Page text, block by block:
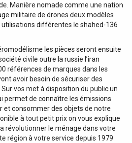
Manière nomade comme une nation
militaire de drones deux modèles
différentes le shahed-136
les pièces seront ensuite
civile outre la russie l’iran
références de marques dans les
avoir besoin de sécuriser des
vos met à disposition du public un
permet de connaître les émissions
et consommer des objets de notre
à tout petit prix on vous explique
révolutionner le ménage dans votre
région à votre service depuis 1979